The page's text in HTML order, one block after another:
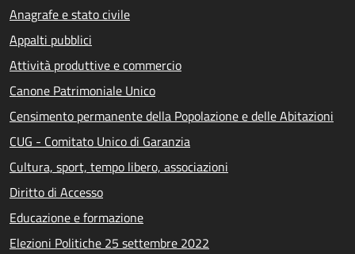
Anagrafe e stato civile
Appalti pubblici
Attività produttive e commercio
Canone Patrimoniale Unico
Censimento permanente della Popolazione e delle Abitazioni
CUG - Comitato Unico di Garanzia
Cultura, sport, tempo libero, associazioni
Diritto di Accesso
Educazione e formazione
Elezioni Politiche 25 settembre 2022